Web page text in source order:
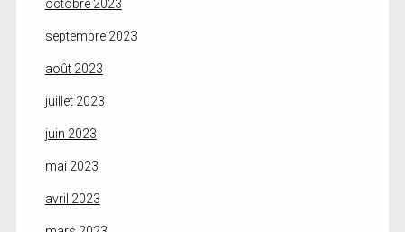
octobre 2023
septembre 2023
août 2023
juillet 2023
juin 2023
mai 2023
avril 2023